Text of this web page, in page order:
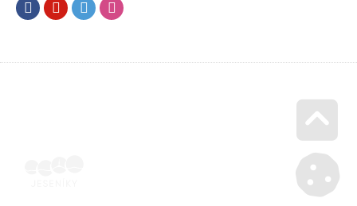
FacebookYoutubeTwitter
Go